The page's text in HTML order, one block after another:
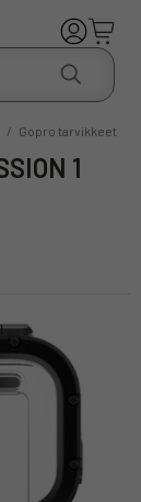
/ Gopro tarvikkeet